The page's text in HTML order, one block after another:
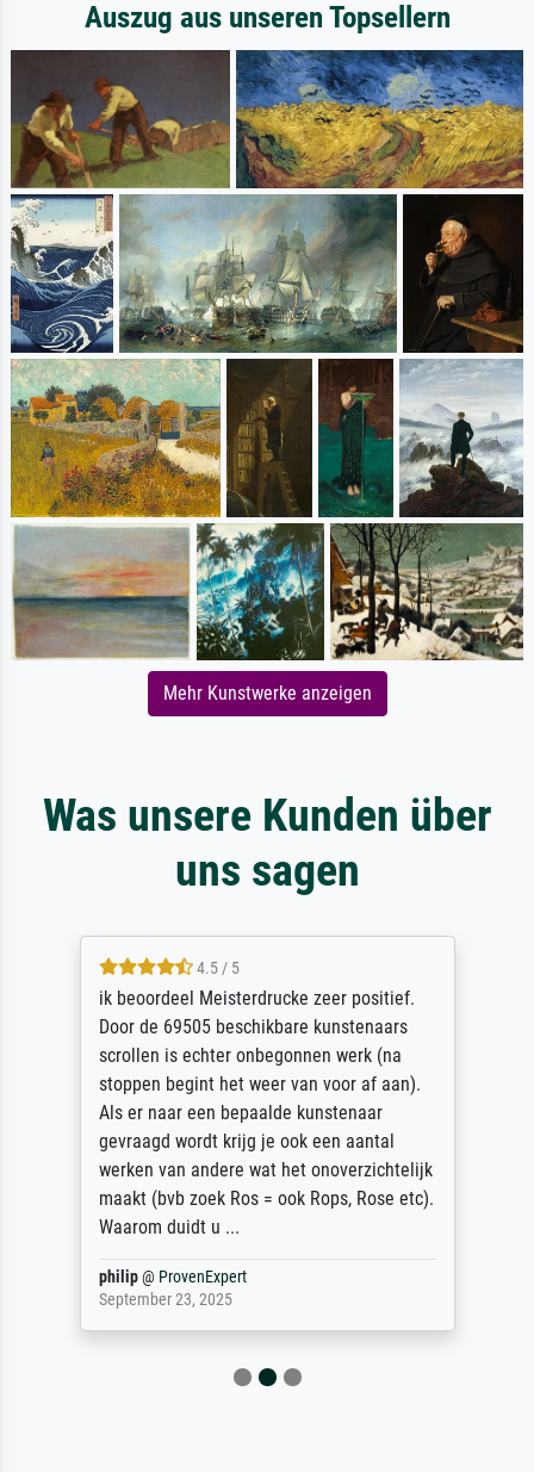
Auszug aus unseren Topsellern
Mehr Kunstwerke anzeigen
Was unsere Kunden über
uns sagen
4.5 / 5
ik beoordeel Meisterdrucke zeer positief.
Door de 69505 beschikbare kunstenaars
scrollen is echter onbegonnen werk (na
stoppen begint het weer van voor af aan).
Als er naar een bepaalde kunstenaar
gevraagd wordt krijg je ook een aantal
werken van andere wat het onoverzichtelijk
maakt (bvb zoek Ros = ook Rops, Rose etc).
Waarom duidt u ...
philip@ ProvenExpert
September 23, 2025